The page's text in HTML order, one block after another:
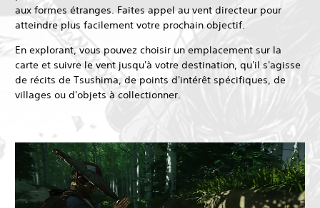
aux formes étranges. Faites appel au vent directeur pour
atteindre plus facilement votre prochain objectif.
En explorant, vous pouvez choisir un emplacement sur la
carte et suivre le vent jusqu'à votre destination, qu'il s'agisse
de récits de Tsushima, de points d'intérêt spécifiques, de
villages ou d'objets à collectionner.